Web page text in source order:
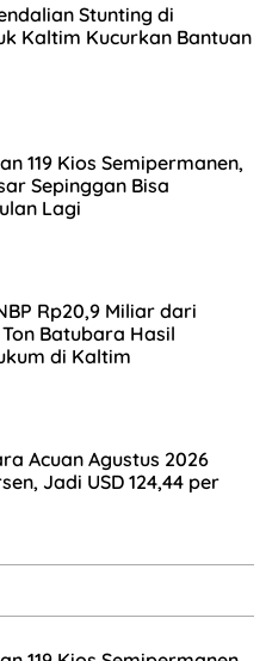
Stunting di
Kaltim Kucurkan Bantuan
119 Kios Semipermanen,
Sepinggan Bisa
Lagi
Rp20,9 Miliar dari
Batubara Hasil
di Kaltim
Acuan Agustus 2026
Jadi USD 124,44 per